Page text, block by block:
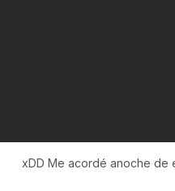
xDD Me acordé anoche de